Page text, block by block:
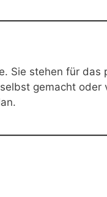
Sie stehen für das
gemacht oder